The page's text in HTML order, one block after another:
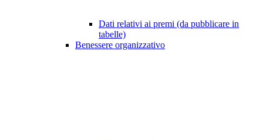
Dati relativi ai premi (da pubblicare in
tabelle)
Benessere organizzativo